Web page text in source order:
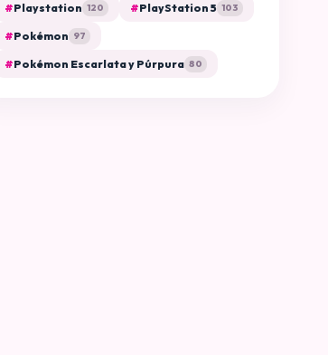
#Playstation 120 #PlayStation 5 103
#Pokémon 97
#Pokémon Escarlata y Púrpura 80